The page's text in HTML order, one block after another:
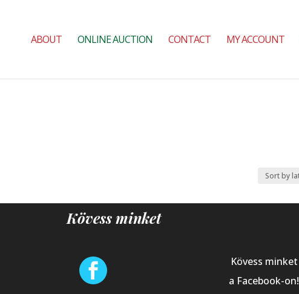
ABOUT ONLINE AUCTION CONTACT MY ACCOUNT
Kövess minket

Kövess minket
a Facebook-on!